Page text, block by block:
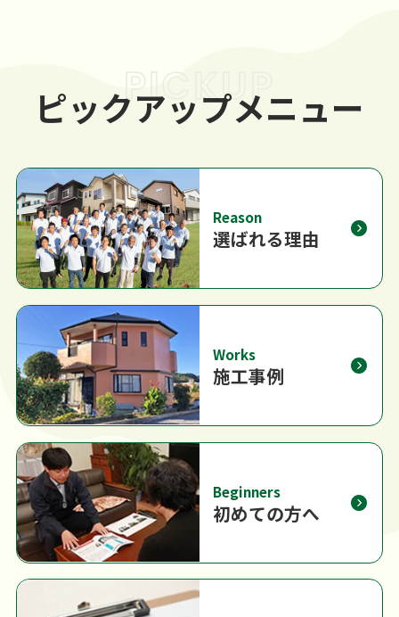
PICKUP
ピックアップメニュー
Reason
選ばれる理由
Works
施工事例
Beginners
初めての方へ